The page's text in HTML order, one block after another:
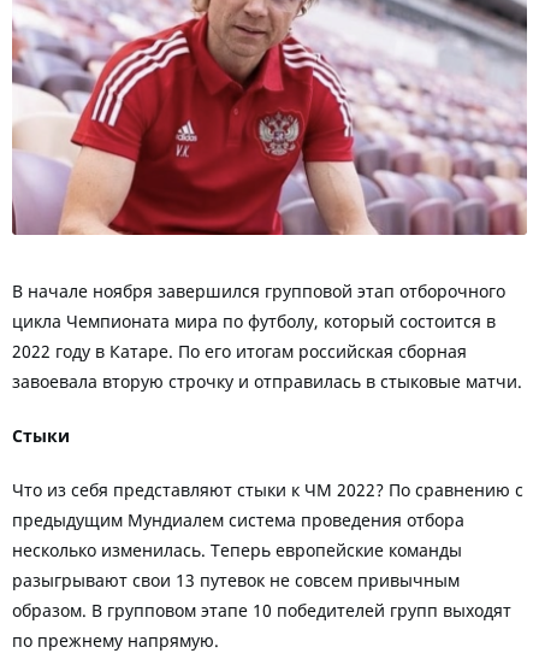
В начале ноября завершился групповой этап отборочного
цикла Чемпионата мира по футболу, который состоится в
2022 году в Катаре. По его итогам российская сборная
завоевала вторую строчку и отправилась в стыковые матчи.
Стыки
Что из себя представляют стыки к ЧМ 2022? По сравнению с
предыдущим Мундиалем система проведения отбора
несколько изменилась. Теперь европейские команды
разыгрывают свои 13 путевок не совсем привычным
образом. В групповом этапе 10 победителей групп выходят
по прежнему напрямую.